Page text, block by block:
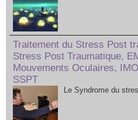
Traitement du Stress Post
Stress Post Traumatique,
Mouvements Oculaires,
SSPT
Le Syndrome du